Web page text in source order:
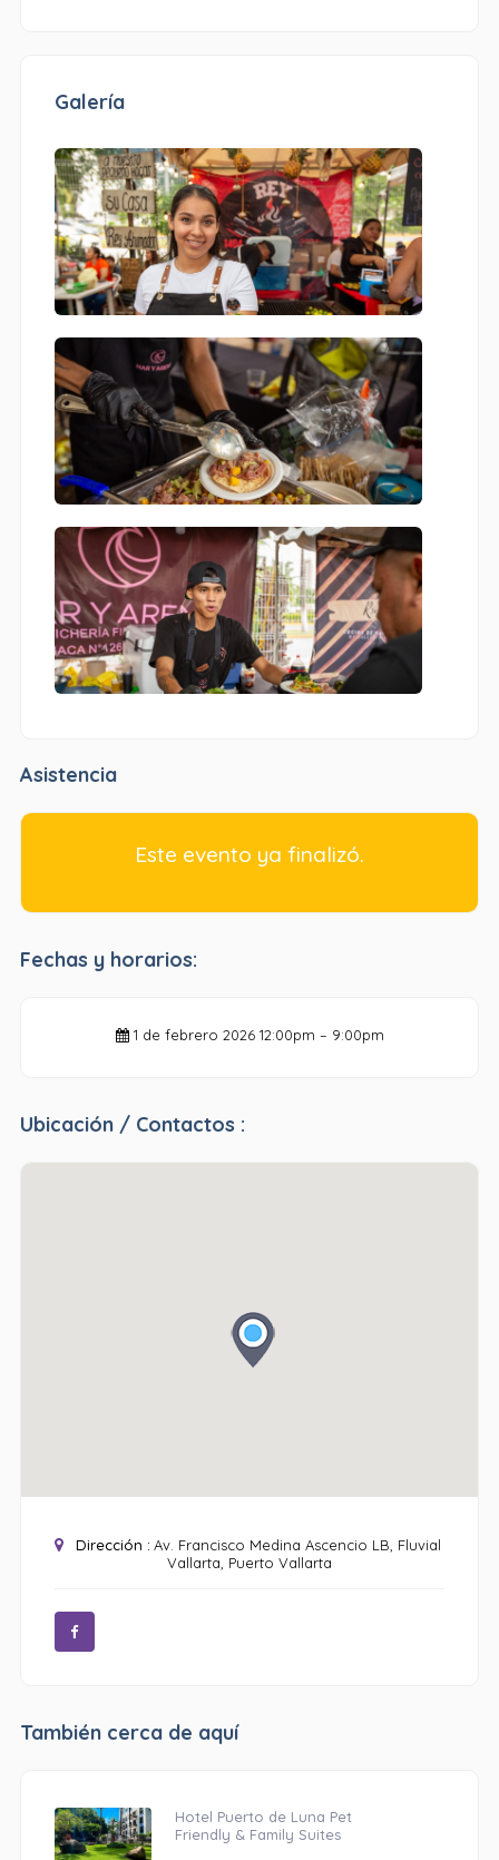
Galería
Asistencia
Este evento ya finalizó.
Fechas y horarios:
1 de febrero 2026 12:00pm – 9:00pm
Ubicación / Contactos :
Dirección : Av. Francisco Medina Ascencio LB, Fluvial
Vallarta, Puerto Vallarta
También cerca de aquí
Hotel Puerto de Luna Pet
Friendly & Family Suites